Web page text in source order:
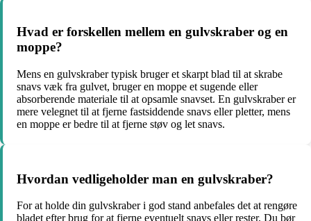
Hvad er forskellen mellem en gulvskraber og en
moppe?
Mens en gulvskraber typisk bruger et skarpt blad til at skrabe
snavs væk fra gulvet, bruger en moppe et sugende eller
absorberende materiale til at opsamle snavset. En gulvskraber er
mere velegnet til at fjerne fastsiddende snavs eller pletter, mens
en moppe er bedre til at fjerne støv og let snavs.
Hvordan vedligeholder man en gulvskraber?
For at holde din gulvskraber i god stand anbefales det at rengøre
bladet efter brug for at fjerne eventuelt snavs eller rester. Du bør